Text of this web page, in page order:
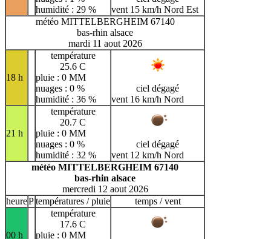
humidité : 29 %
vent 15 km/h Nord Est
météo MITTELBERGHEIM 67140
bas-rhin alsace
mardi 11 aout 2026
18 h
température
25.6 C
pluie : 0 MM
nuages : 0 %
humidité : 36 %
ciel dégagé
vent 16 km/h Nord
21 h
température
20.7 C
pluie : 0 MM
nuages : 0 %
humidité : 32 %
ciel dégagé
vent 12 km/h Nord
météo MITTELBERGHEIM 67140
bas-rhin alsace
mercredi 12 aout 2026
heurePtempératures / pluie temps / vent
00 h
température
17.6 C
pluie : 0 MM